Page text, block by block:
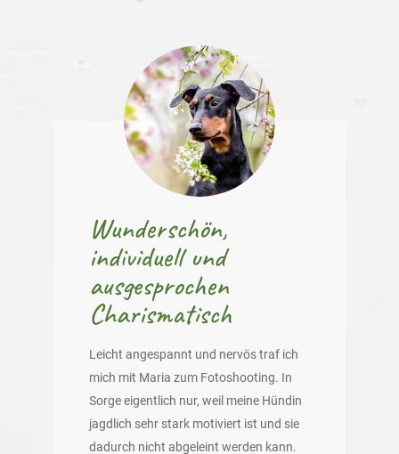
Wunderschön,
individuell und
ausgesprochen
Charismatisch
Leicht angespannt und nervös traf ich
mich mit Maria zum Fotoshooting. In
Sorge eigentlich nur, weil meine Hündin
jagdlich sehr stark motiviert ist und sie
dadurch nicht abgeleint werden kann.